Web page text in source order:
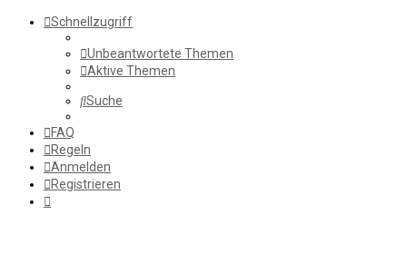
Schnellzugriff
Unbeantwortete Themen
Aktive Themen
Suche
FAQ
Regeln
Anmelden
Registrieren